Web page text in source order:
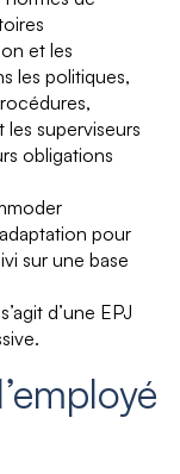
et les
les politiques,
les superviseurs
obligations
pour
sur une base
d’une EPJ